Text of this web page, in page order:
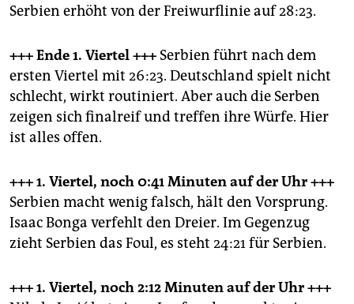
Serbien erhöht von der Freiwurflinie auf 28:23.
+++ Ende 1. Viertel +++ Serbien führt nach dem
ersten Viertel mit 26:23. Deutschland spielt nicht
schlecht, wirkt routiniert. Aber auch die Serben
zeigen sich finalreif und treffen ihre Würfe. Hier
ist alles offen.
+++ 1. Viertel, noch 0:41 Minutenauf der Uhr +++
Serbien macht wenig falsch, hält den Vorsprung.
Isaac Bonga verfehlt den Dreier. Im Gegenzug
zieht Serbien das Foul, es steht 24:21 für Serbien.
+++ 1. Viertel, noch 2:12 Minutenauf der Uhr +++